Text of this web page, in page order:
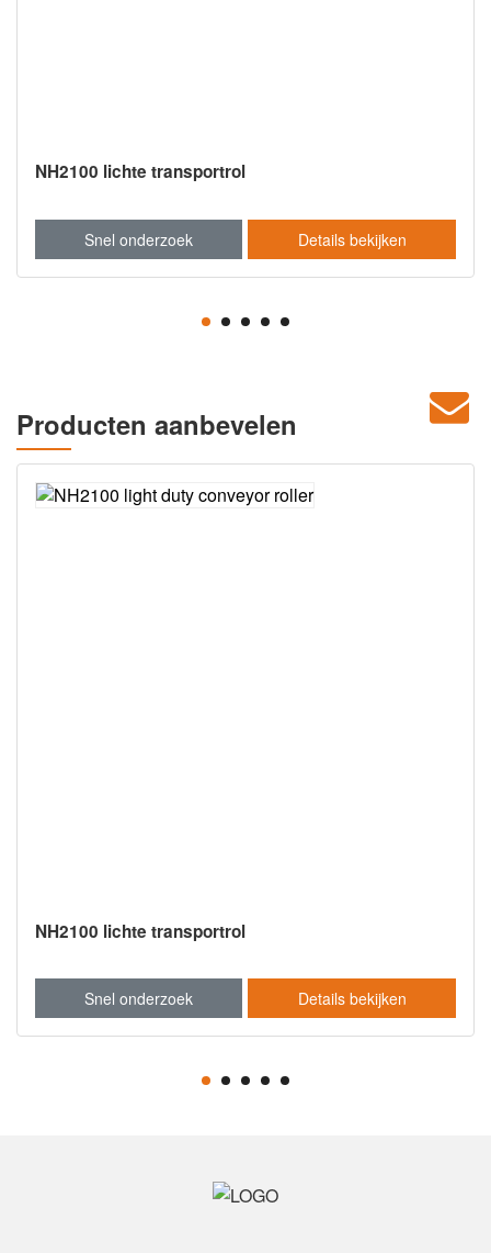
NH2100 lichte transportrol
Snel onderzoek Details bekijken
Producten aanbevelen
NH2200 lichte zware transportrol
Snel onderzoek